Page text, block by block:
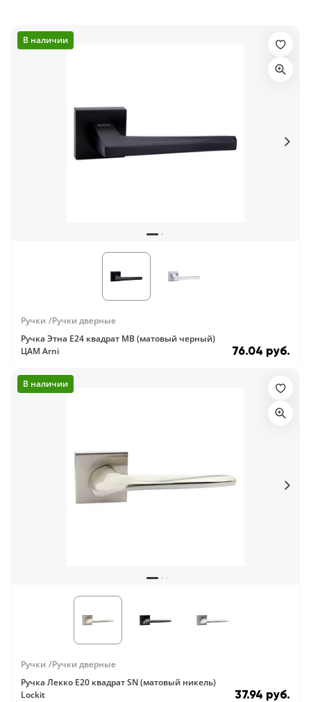
В наличии
Ручки
Ручки дверные
Ручка Этна E24 квадрат MB (матовый черный)
ЦАМ Arni
76.04 руб.
В наличии
Ручки
Ручки дверные
Ручка Лекко E20 квадрат SN (матовый никель)
Lockit
37.94 руб.
Конструкция
Филенчатые
Каркасные
Массив сосны
Серии
Atum Pro 21
ART Lite
22
Капучино
Черный
15